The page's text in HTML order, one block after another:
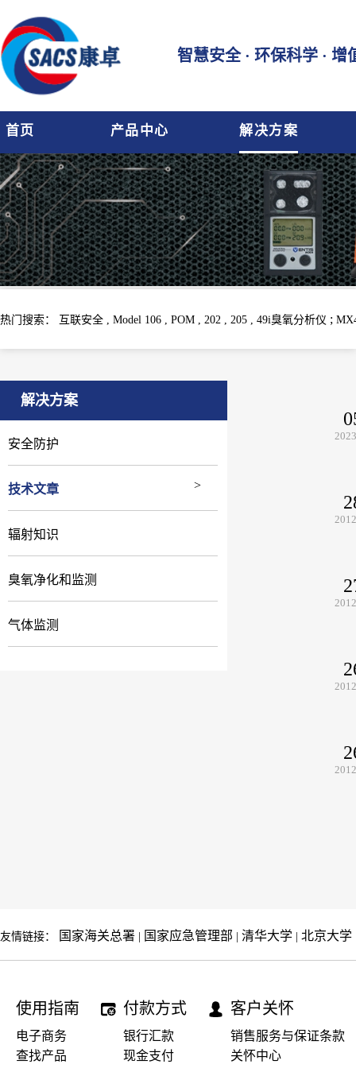
智慧安全 · 环保科学 · 增
首页 产品中心 解决方案
热门搜索： 互联安全 , Model 106 , POM , 202 , 205 , 49i臭氧分析仪 ;
测仪;Inspector V2 ,Radalert 100X辐射检测仪;
解决方案
安全防护
技术文章
辐射知识
臭氧净化和监测
气体监测
友情链接： 国家海关总署 | 国家应急管理部 | 清华大学 | 北京大学
使用指南
电子商务
查找产品
付款方式
银行汇款
现金支付
客户关怀
销售服务与保证条款
关怀中心